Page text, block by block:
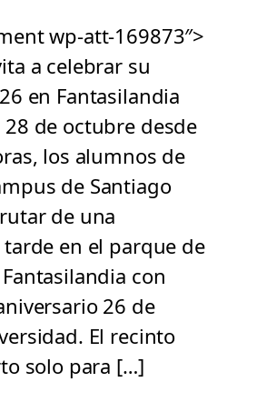
wp-att-169873″>
a celebrar su
en Fantasilandia
28 de octubre desde
los alumnos de
de Santiago
de una
en el parque de
con
26 de
El recinto
solo para […]